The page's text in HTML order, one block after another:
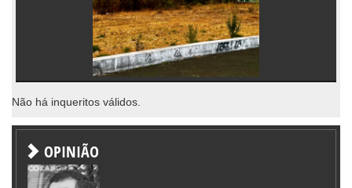
Não há inqueritos válidos.
OPINIÃO